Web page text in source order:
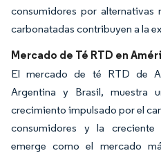
consumidores por alternativas
carbonatadas contribuyen a la
Mercado de Té RTD en
El mercado de té RTD de
Argentina y Brasil, muestra
crecimiento impulsado por el
consumidores y la
emerge como el mercado